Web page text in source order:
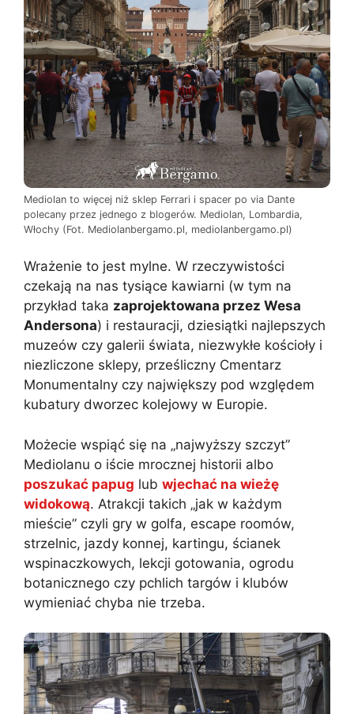
Mediolan to więcej niż sklep Ferrari i spacer po via Dante
polecany przez jednego z blogerów. Mediolan, Lombardia,
Włochy (Fot. Mediolanbergamo.pl, mediolanbergamo.pl)
Wrażenie to jest mylne. W rzeczywistości
czekają na nas tysiące kawiarni (w tym na
przykład taka zaprojektowana przez Wesa
Andersona) i restauracji, dziesiątki najlepszych
muzeów czy galerii świata, niezwykłe kościoły i
niezliczone sklepy, prześliczny Cmentarz
Monumentalny czy największy pod względem
kubatury dworzec kolejowy w Europie.
Możecie wspiąć się na „najwyższy szczyt”
Mediolanu o iście mrocznej historii albo
poszukać papug lub wjechać na wieżę
widokową. Atrakcji takich „jak w każdym
mieście” czyli gry w golfa, escape roomów,
strzelnic, jazdy konnej, kartingu, ścianek
wspinaczkowych, lekcji gotowania, ogrodu
botanicznego czy pchlich targów i klubów
wymieniać chyba nie trzeba.